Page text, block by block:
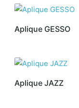
Aplique GESSO
Aplique JAZZ